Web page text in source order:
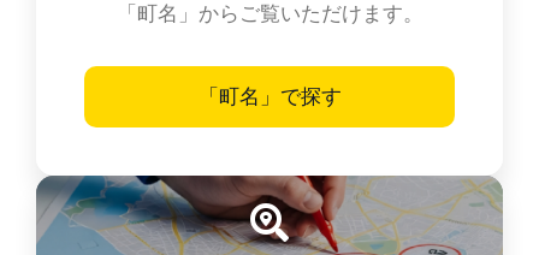
「町名」からご覧いただけます。
「町名」で探す